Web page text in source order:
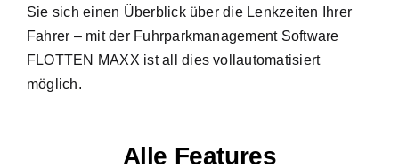
Sie sich einen Überblick über die Lenkzeiten Ihrer
Fahrer – mit der Fuhrparkmanagement Software
FLOTTEN MAXX ist all dies vollautomatisiert
möglich.
Alle Features